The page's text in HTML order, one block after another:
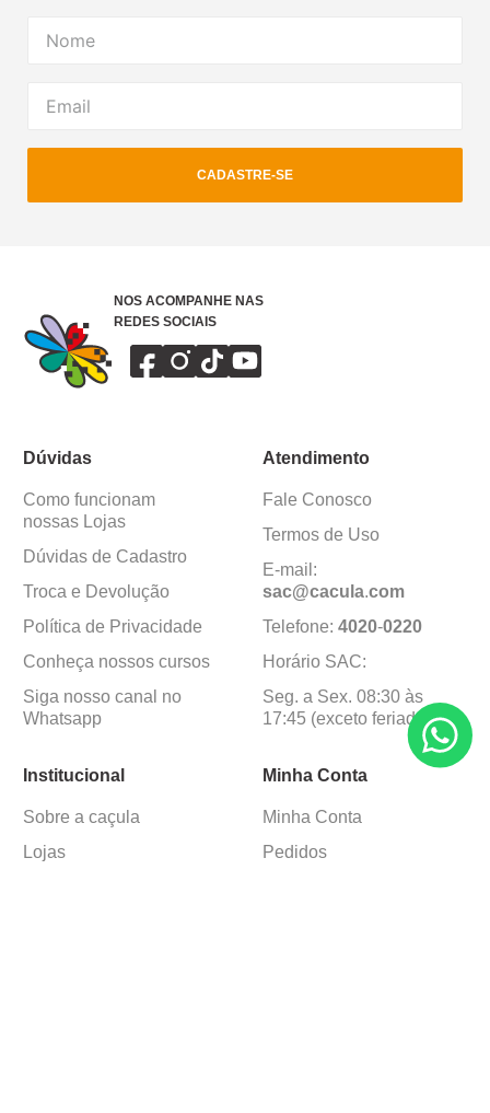
CADASTRE-SE
NOS ACOMPANHE NAS
REDES SOCIAIS
Dúvidas
Como funcionam
nossas Lojas
Dúvidas de Cadastro
Troca e Devolução
Política de Privacidade
Conheça nossos cursos
Siga nosso canal no
Whatsapp
Atendimento
Fale Conosco
Termos de Uso
E-mail:
sac@cacula.com
Telefone: 4020-0220
Horário SAC:
Seg. a Sex. 08:30 às
17:45 (exceto feriados)
Institucional
Sobre a caçula
Lojas
Minha Conta
Minha Conta
Pedidos